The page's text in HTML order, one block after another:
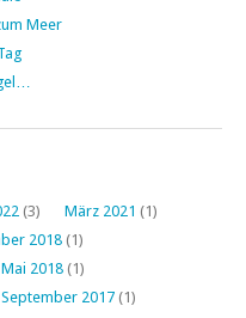
Meer
(3) März 2021 (1)
2018 (1)
Mai 2018 (1)
September 2017 (1)